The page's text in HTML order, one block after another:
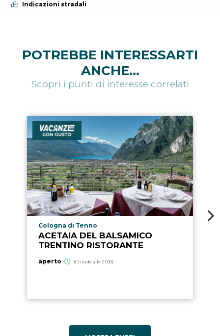
Indicazioni stradali
POTREBBE INTERESSARTI
ANCHE...
Scopri i punti di interesse correlati
Località punto di interesse
Cologna di Tenno
ACETAIA DEL BALSAMICO
TRENTINO RISTORANTE
aperto (Chiude alle 21:00)